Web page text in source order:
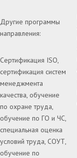
Другие программы
направления:
Сертификация ISO,
сертификация систем
менеджмента
качества, обучение
по охране труда,
обучение по ГО и ЧС,
специальная оценка
условий труда, СОУТ,
обучение по